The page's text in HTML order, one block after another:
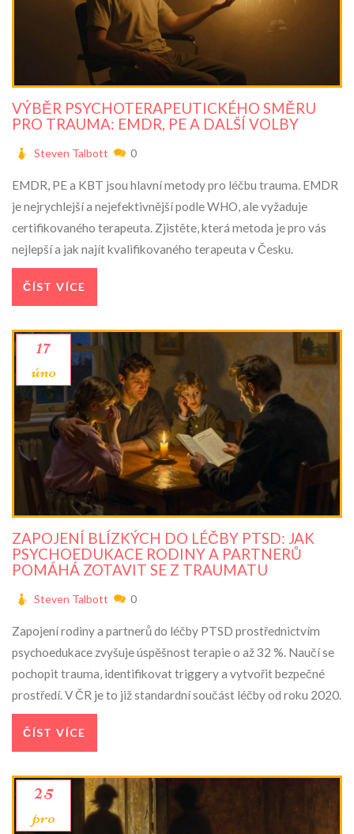
VÝBĚR PSYCHOTERAPEUTICKÉHO SMĚRU
PRO TRAUMA: EMDR, PE A DALŠÍ VOLBY
Steven Talbott 0
EMDR, PE a KBT jsou hlavní metody pro léčbu trauma. EMDR
je nejrychlejší a nejefektivnější podle WHO, ale vyžaduje
certifikovaného terapeuta. Zjistěte, která metoda je pro vás
nejlepší a jak najít kvalifikovaného terapeuta v Česku.
ČÍST VÍCE
17
úno
ZAPOJENÍ BLÍZKÝCH DO LÉČBY PTSD: JAK
PSYCHOEDUKACE RODINY A PARTNERŮ
POMÁHÁ ZOTAVIT SE Z TRAUMATU
Steven Talbott 0
Zapojení rodiny a partnerů do léčby PTSD prostřednictvím
psychoedukace zvyšuje úspěšnost terapie o až 32 %. Naučí se
pochopit trauma, identifikovat triggery a vytvořit bezpečné
prostředí. V ČR je to již standardní součást léčby od roku 2020.
ČÍST VÍCE
25
pro